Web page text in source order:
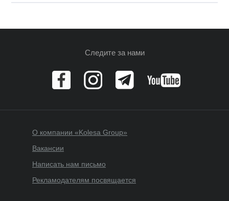
Следите за нами
О компании «Kolesa Group»
Вакансии
Написать нам письмо
Рекламодателям посвящается